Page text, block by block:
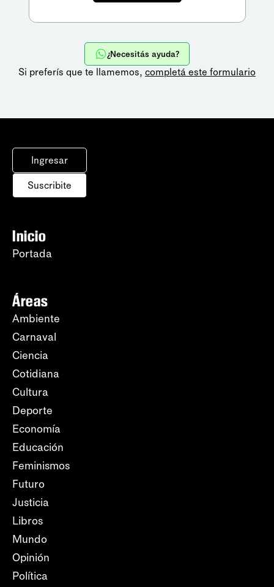
¿Necesitás ayuda?
Si preferís que te llamemos, completá este formulario
Ingresar
Suscribite
Inicio
Portada
Áreas
Ambiente
Carnaval
Ciencia
Cotidiana
Cultura
Deporte
Economía
Educación
Feminismos
Futuro
Justicia
Libros
Mundo
Opinión
Política